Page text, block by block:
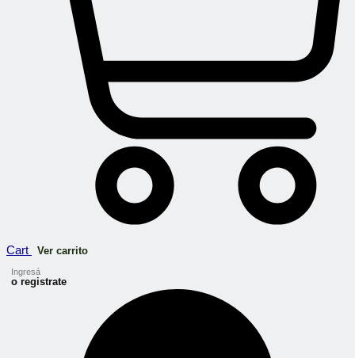
Cart Ver carrito
Ingresá
o registrate